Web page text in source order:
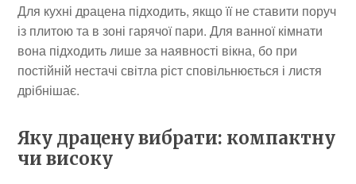
Для кухні драцена підходить, якщо її не ставити поруч
із плитою та в зоні гарячої пари. Для ванної кімнати
вона підходить лише за наявності вікна, бо при
постійній нестачі світла ріст сповільнюється і листя
дрібнішає.
Яку драцену вибрати: компактну
чи високу